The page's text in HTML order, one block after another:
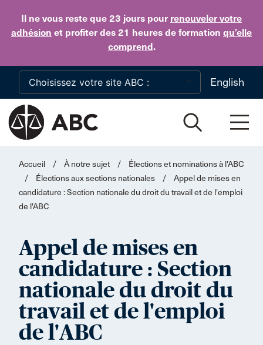
Il ne vous reste que 23 jours pour renouveler votre
adhésion et profiter des 21 heures de formation qu’elle
comprend.
Skip to main content
English
Accueil / À notre sujet /
Élections et nominations à l’ABC
/
Élections aux sections nationales /
Appel de mises en
candidature : Section nationale du droit du travail et de l'emploi
de l'ABC
Appel de mises en
candidature : Section
nationale du droit du
travail et de l'emploi
de l'ABC